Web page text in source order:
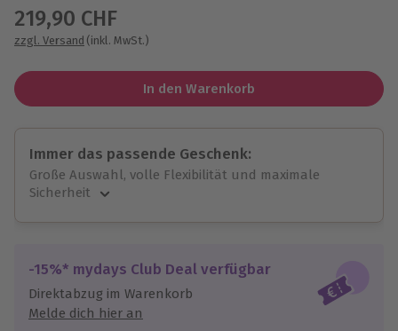
219,90 CHF
zzgl. Versand (inkl. MwSt.)
In den Warenkorb
Immer das passende Geschenk:
Große Auswahl, volle Flexibilität und maximale
Sicherheit
Jeder Gutschein für alle Erlebnisse einlösbar.
Maximale Sicherheit
10 Jahre gültig & verlängerbar.
-15%* mydays Club Deal verfügbar
Direktabzug im Warenkorb
Melde dich hier an